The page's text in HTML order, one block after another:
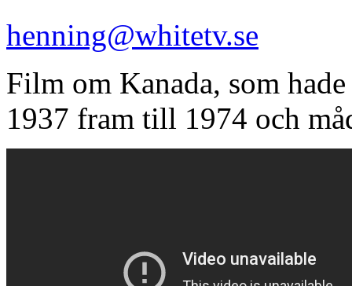
henning@whitetv.se
Film om Kanada, som
1937 fram till 1974 och